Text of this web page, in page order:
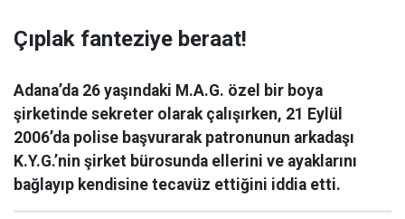
Çıplak fanteziye beraat!
Adana’da 26 yaşındaki M.A.G. özel bir boya
şirketinde sekreter olarak çalışırken, 21 Eylül
2006’da polise başvurarak patronunun arkadaşı
K.Y.G.’nin şirket bürosunda ellerini ve ayaklarını
bağlayıp kendisine tecavüz ettiğini iddia etti.